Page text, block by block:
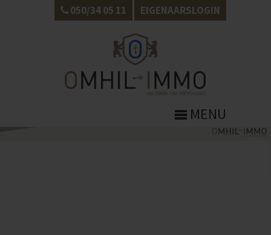
050/34 05 11 EIGENAARSLOGIN
MENU